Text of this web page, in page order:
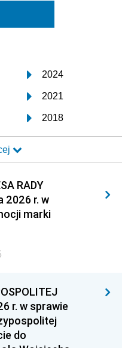
2024
2021
2018
2015
2012
2009
2006
1994
1991
RADY
2026 r. w
marki
r. w sprawie
do